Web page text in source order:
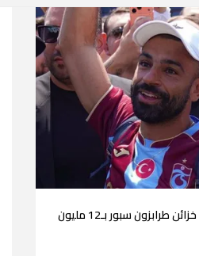
محمد صلاح ينعش خزائن طرابزون سبور بـ12 مليون